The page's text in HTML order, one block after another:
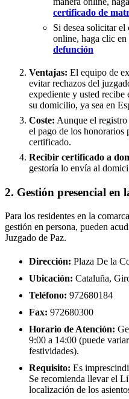
certificado de
Si desea solicitar
online, haga clic en
defunción
Ventajas: El equipo de
evitar rechazos del
expediente y usted
su domicilio, ya sea en
Coste: Aunque el
el pago de los
certificado.
Recibir certificado a
gestoría lo envía al
2. Gestión presencial en
Para los residentes en la
gestión en persona, pueden
Juzgado de Paz.
Dirección: Plaza De la
Ubicación: Cataluña,
Teléfono: 972680184
Fax: 972680300
Horario de Atención:
9:00 a 14:00 (puede
festividades).
Requisito: Es
Se recomienda llevar el
localización de los